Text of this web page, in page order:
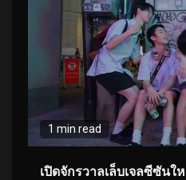
1 min read
เปิดจักรวาลเล็บเจลซีซันใ